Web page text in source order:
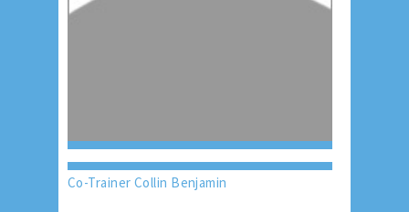
Co-Trainer Collin Benjamin